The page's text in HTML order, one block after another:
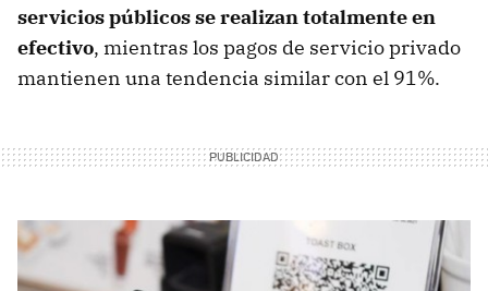
servicios públicos se realizan totalmente en
efectivo, mientras los pagos de servicio privado
mantienen una tendencia similar con el 91%.